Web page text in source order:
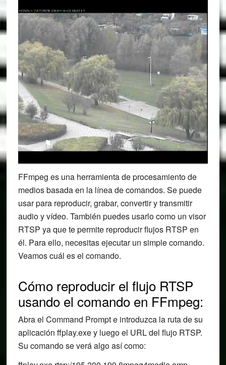
FFmpeg es una herramienta de procesamiento de
medios basada en la línea de comandos. Se puede
usar para reproducir, grabar, convertir y transmitir
audio y vídeo. También puedes usarlo como un visor
RTSP ya que te permite reproducir flujos RTSP en
él. Para ello, necesitas ejecutar un simple comando.
Veamos cuál es el comando.
Cómo reproducir el flujo RTSP
usando el comando en FFmpeg:
Abra el Command Prompt e introduzca la ruta de su
aplicación ffplay.exe y luego el URL del flujo RTSP.
Su comando se verá algo así como: